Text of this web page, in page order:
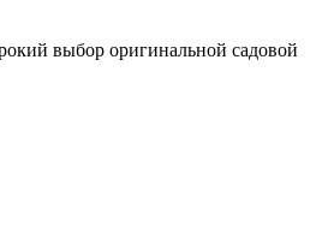
выбор оригинальной садовой